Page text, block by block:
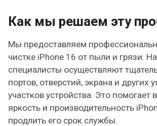
Как мы решаем эту
Мы предоставляем
чистке iPhone 16 от пыли и грязи.
специалисты осуществляют
портов, отверстий, экрана и других
участков устройства. Это помогает
яркость и производительность
продлить его срок службы.